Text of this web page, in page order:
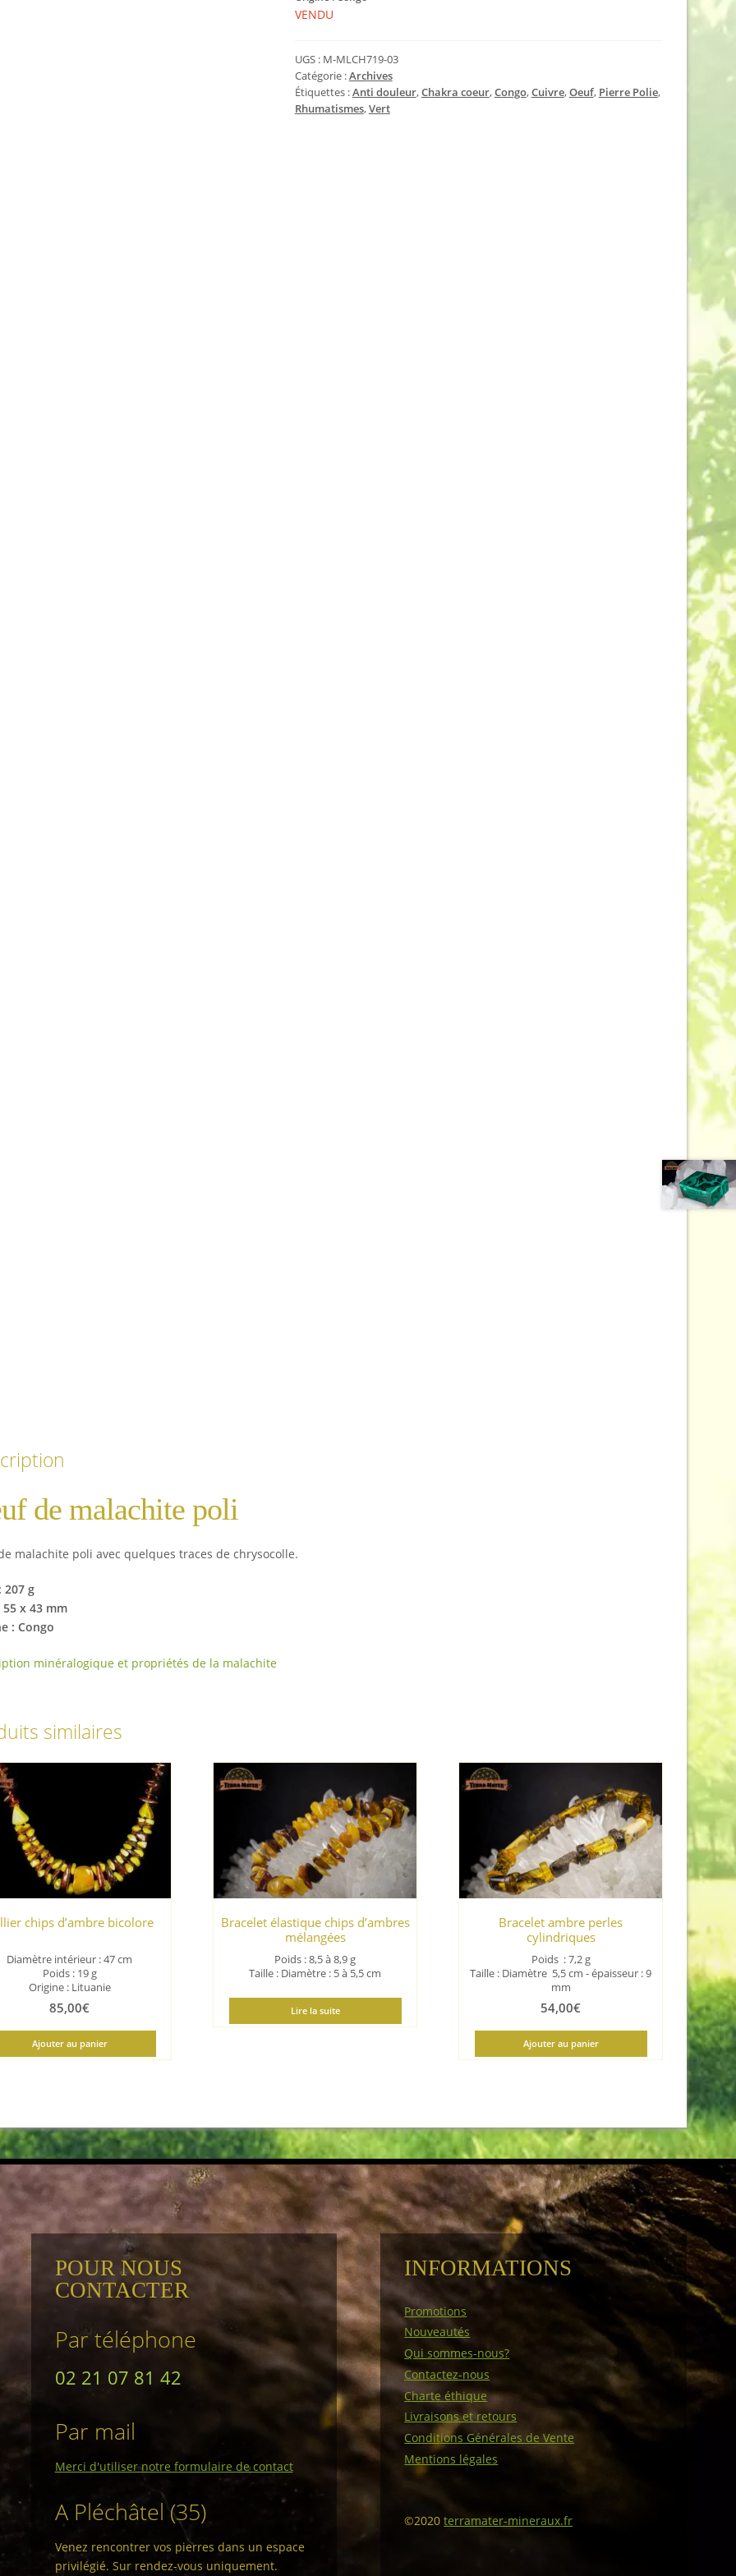
VENDU
UGS : M-MLCH719-03
Catégorie :Archives
Étiquettes :Anti douleur,Chakra coeur,Congo,Cuivre,Oeuf, Pierre Polie,
Rhumatismes,Vert
de malachite poli
malachite poli avec quelques traces de chrysocolle.
207 g
55 x 43 mm
: Congo
minéralogique et propriétés de la malachite
similaires
chips d’ambre bicolore
Diamètre intérieur : 47 cm
Poids : 19 g
Origine : Lituanie
85,00€
Ajouter au panier
Bracelet élastique chips d’ambres
mélangées
Poids : 8,5 à 8,9 g
Taille : Diamètre : 5 à 5,5 cm
Lire la suite
Bracelet ambre perles
cylindriques
Poids : 7,2 g
Taille : Diamètre 5,5 cm - épaisseur : 9
mm
54,00€
Ajouter au panier
POUR NOUS
CONTACTER
Par téléphone
02 21 07 81 42
Par mail
Merci d'utiliser notre formulaire de contact
A Pléchâtel (35)
Venez rencontrer vos pierres dans un espace
privilégié. Sur rendez-vous uniquement.
INFORMATIONS
Promotions
Nouveautés
Qui sommes-nous?
Contactez-nous
Charte éthique
Livraisons et retours
Conditions Générales de Vente
Mentions légales
©2020terramater-mineraux.fr